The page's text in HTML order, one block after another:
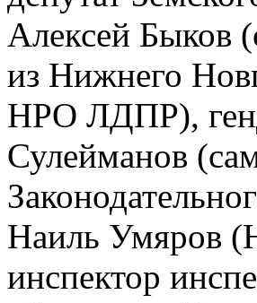
Алексей Быков
из Нижнего
НРО ЛДПР),
Сулейманов
Наиль Умяров
инспектор